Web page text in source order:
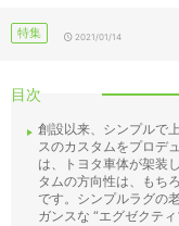
特集 2021/01/14
目次
創設以来、シンプルで
スのカスタムをプロデ
は、トヨタ車体が架装
タムの方向性は、もち
です。シンプルラグの
ガンスな “エグゼクテ